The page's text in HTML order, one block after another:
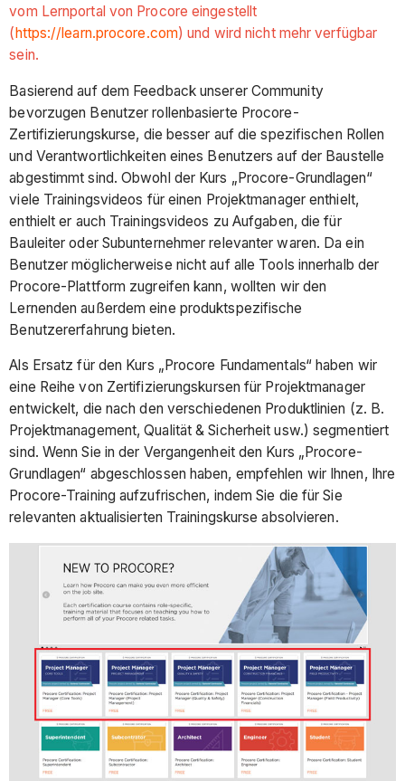
vom Lernportal von Procore eingestellt
( https://learn.procore.com) und wird nicht mehr verfügbar
sein.
Basierend auf dem Feedback unserer Community
bevorzugen Benutzer rollenbasierte Procore-
Zertifizierungskurse, die besser auf die spezifischen Rollen
und Verantwortlichkeiten eines Benutzers auf der Baustelle
abgestimmt sind. Obwohl der Kurs „Procore-Grundlagen“
viele Trainingsvideos für einen Projektmanager enthielt,
enthielt er auch Trainingsvideos zu Aufgaben, die für
Bauleiter oder Subunternehmer relevanter waren. Da ein
Benutzer möglicherweise nicht auf alle Tools innerhalb der
Procore-Plattform zugreifen kann, wollten wir den
Lernenden außerdem eine produktspezifische
Benutzererfahrung bieten.
Als Ersatz für den Kurs „Procore Fundamentals“ haben wir
eine Reihe von Zertifizierungskursen für Projektmanager
entwickelt, die nach den verschiedenen Produktlinien (z. B.
Projektmanagement, Qualität & Sicherheit usw.) segmentiert
sind. Wenn Sie in der Vergangenheit den Kurs „Procore-
Grundlagen“ abgeschlossen haben, empfehlen wir Ihnen, Ihre
Procore-Training aufzufrischen, indem Sie die für Sie
relevanten aktualisierten Trainingskurse absolvieren.